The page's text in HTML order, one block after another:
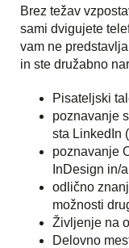
Brez težav
sami dvigujete
vam ne
in ste družabno
Pisateljski
poznavanje
sta LinkedIn
poznavanje
InDesign in/
odlično
možnosti
Življenje na
Delovno